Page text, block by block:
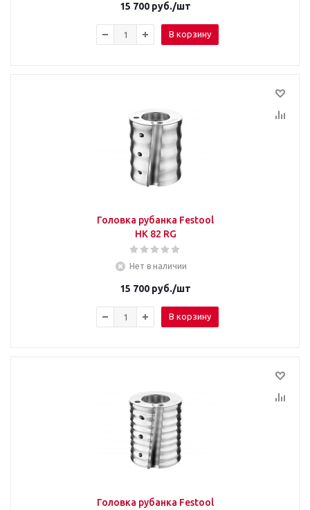
15 700 руб./шт
В корзину
Головка рубанка Festool
HK 82 RG
Нет в наличии
15 700 руб./шт
В корзину
Головка рубанка Festool